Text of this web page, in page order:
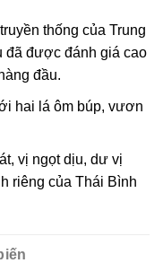
thống của Trung
đã được đánh giá cao
đầu.
hai lá ôm búp, vươn
vị ngọt dịu, dư vị
riêng của Thái Bình